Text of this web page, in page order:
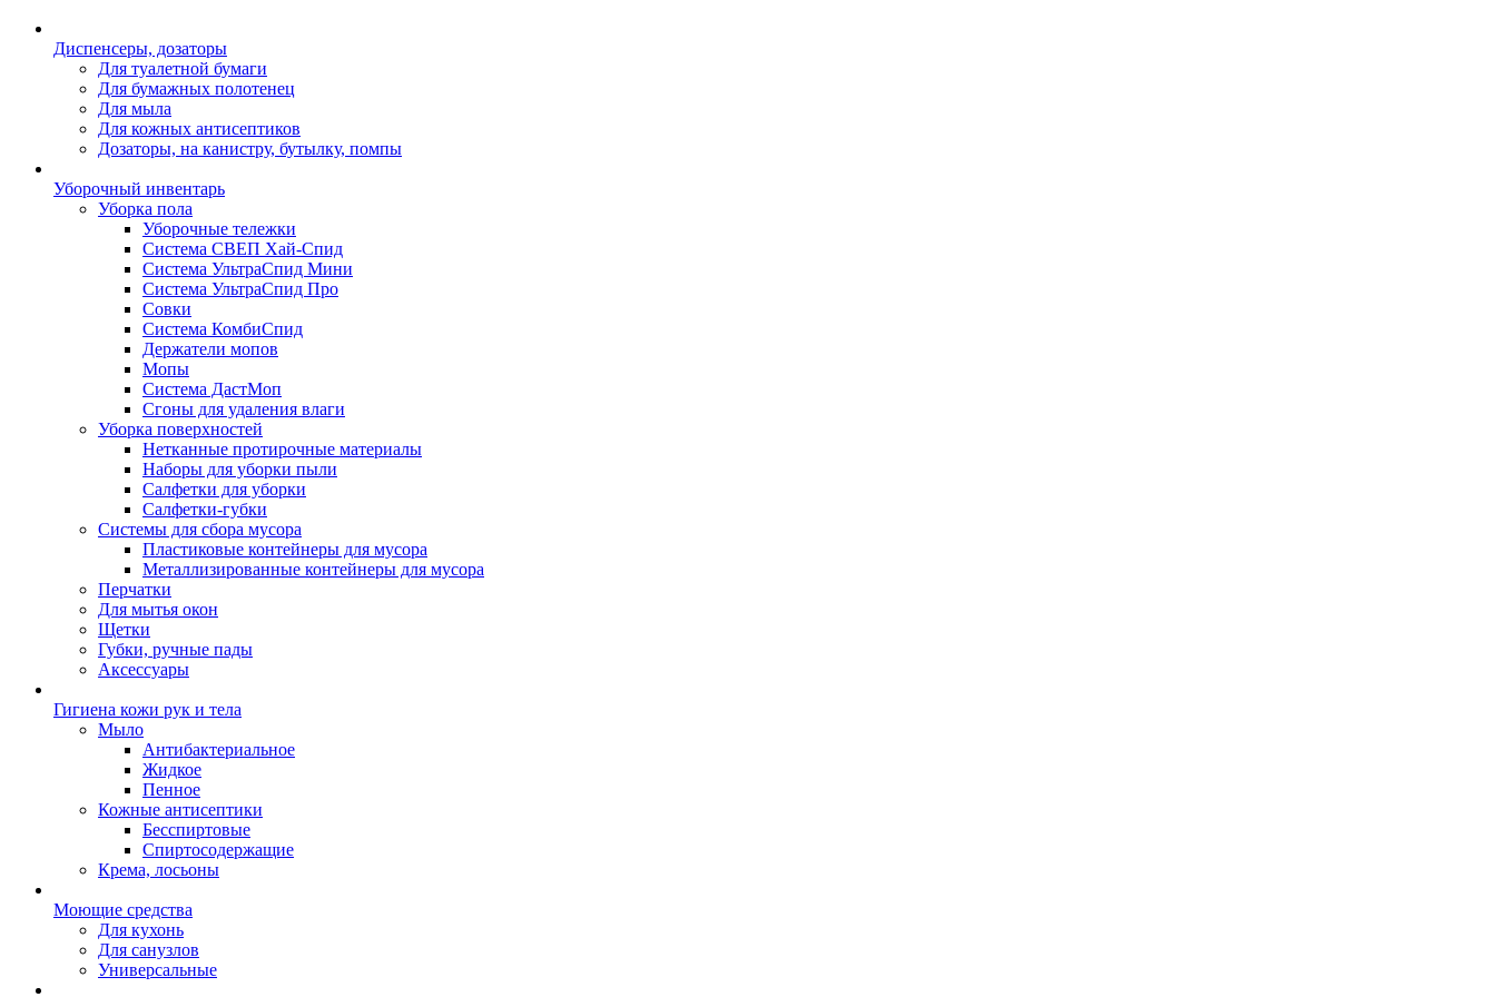
Диспенсеры, дозаторы
Для туалетной бумаги
Для бумажных полотенец
Для мыла
Для кожных антисептиков
Дозаторы, на канистру, бутылку, помпы
Уборочный инвентарь
Уборка пола
Уборочные тележки
Система СВЕП Хай-Спид
Система УльтраСпид Мини
Система УльтраСпид Про
Совки
Система КомбиСпид
Держатели мопов
Мопы
Система ДастМоп
Сгоны для удаления влаги
Уборка поверхностей
Нетканные протирочные материалы
Наборы для уборки пыли
Салфетки для уборки
Салфетки-губки
Системы для сбора мусора
Пластиковые контейнеры для мусора
Металлизированные контейнеры для мусора
Перчатки
Для мытья окон
Щетки
Губки, ручные пады
Аксессуары
Гигиена кожи рук и тела
Мыло
Антибактериальное
Жидкое
Пенное
Кожные антисептики
Бесспиртовые
Cпиртосодержащие
Крема, лосьоны
Моющие средства
Для кухонь
Для санузлов
Универсальные